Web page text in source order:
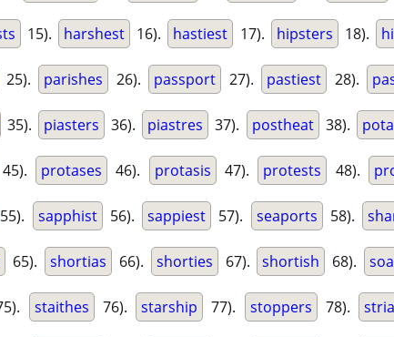
15). harshest 16). hastiest 17). hipsters 18).
25). parishes 26). passport 27). pastiest 28).
35). piasters 36). piastres 37). postheat 38).
45). protases 46). protasis 47). protests 48).
55). sapphist 56). sappiest 57). seaports 58).
65). shortias 66). shorties 67). shortish 68).
staithes 76). starship 77). stoppers 78).